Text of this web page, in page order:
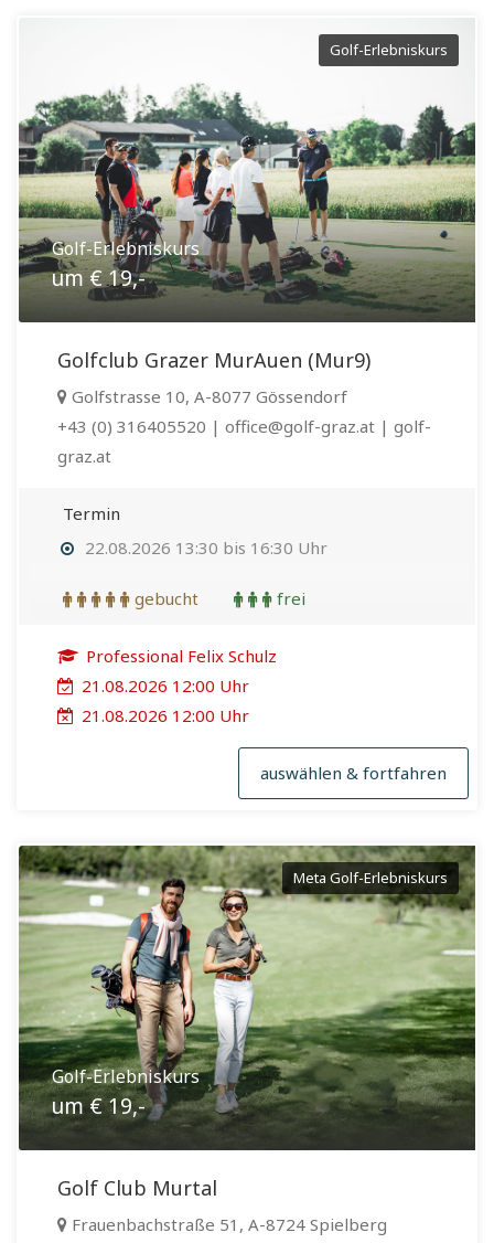
Golf-Erlebniskurs
Golf-Erlebniskurs
um € 19,-
Golfclub Grazer MurAuen (Mur9)
Golfstrasse 10, A-8077 Gössendorf
+43 (0) 316405520 | office@golf-graz.at | golf-
graz.at
Termin
22.08.2026 13:30 bis 16:30 Uhr
gebucht frei
Professional Felix Schulz
21.08.2026 12:00 Uhr
21.08.2026 12:00 Uhr
auswählen & fortfahren
Meta Golf-Erlebniskurs
Golf-Erlebniskurs
um € 19,-
Golf Club Murtal
Frauenbachstraße 51, A-8724 Spielberg